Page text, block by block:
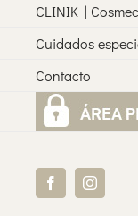
CLINIK |
Cuidados
Contacto
FacebookInstagram